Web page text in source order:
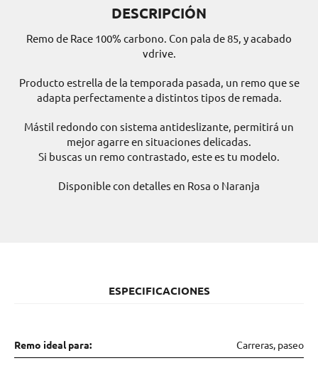
DESCRIPCIÓN
Remo de Race 100% carbono. Con pala de 85, y acabado
vdrive.
Producto estrella de la temporada pasada, un remo que se
adapta perfectamente a distintos tipos de remada.
Mástil redondo con sistema antideslizante, permitirá un
mejor agarre en situaciones delicadas.
Si buscas un remo contrastado, este es tu modelo.
Disponible con detalles en Rosa o Naranja
ESPECIFICACIONES
Remo ideal para: Carreras, paseo